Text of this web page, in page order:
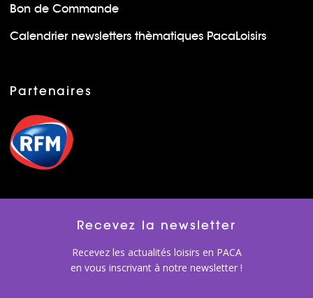
Bon de Commande
Calendrier newsletters thèmatiques PacaLoisirs
Partenaires
Recevez la newsletter
Recevez les actualités loisirs en PACA
en vous inscrivant à notre newsletter !